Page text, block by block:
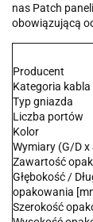
nas Patch
obowiązującą
Producent
Kategoria kabla
Typ gniazda
Liczba portów
Kolor
Wymiary (G/D x
Zawartość
Głębokość /
opakowania
Szerokość